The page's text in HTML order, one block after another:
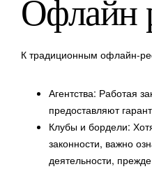
Офлайн
К традиционным офлайн-
Агентства: Работая
предоставляют
Клубы и бордели:
законности, важно
деятельности,